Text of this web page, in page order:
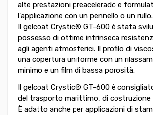
alte prestazioni preacelerado e
l'applicazione con un pennello o un rullo.
Il gelcoat Crystic® GT-600 è stata
possesso di ottime intrinseca
agli agenti atmosferici. Il profilo di
una copertura uniforme con un
minimo e un film di bassa porosità.
Il gelcoat Crystic® GT-600 è
del trasporto marittimo, di costruzione
È adatto anche per applicazioni di